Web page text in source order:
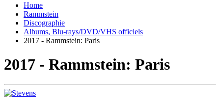
Home
Rammstein
Discographie
Albums, Blu-rays/DVD/VHS officiels
2017 - Rammstein: Paris
2017 - Rammstein: Paris